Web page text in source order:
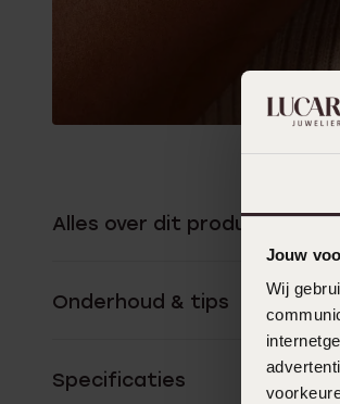
Jouw
Wij
Alles over dit product
Onderhoud & tips
Specificaties